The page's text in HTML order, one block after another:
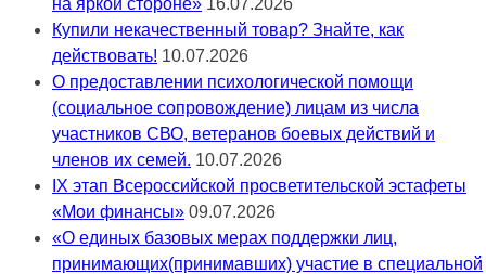
на яркой стороне» 16.07.2026
Купили некачественный товар? Знайте, как
действовать! 10.07.2026
О предоставлении психологической помощи
(социальное сопровождение) лицам из числа
участников СВО, ветеранов боевых действий и
членов их семей. 10.07.2026
IX этап Всероссийской просветительской эстафеты
«Мои финансы» 09.07.2026
«О единых базовых мерах поддержки лиц,
принимающих(принимавших) участие в специальной